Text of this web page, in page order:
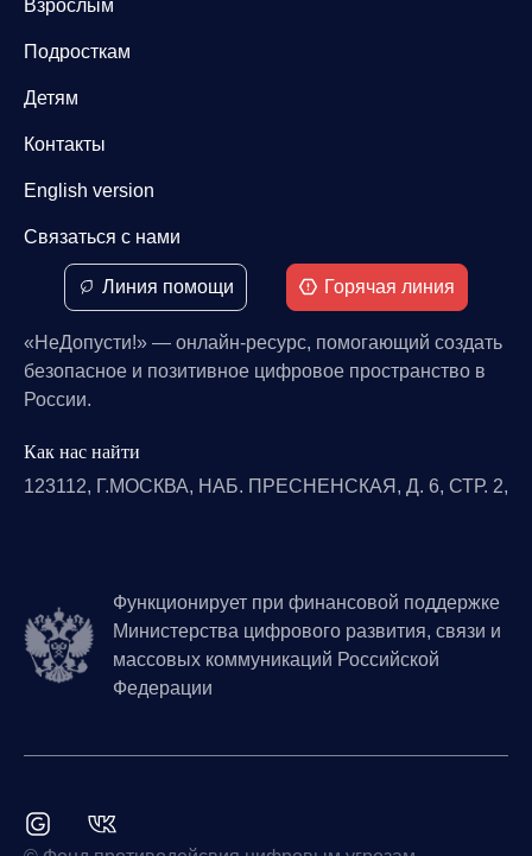
Взрослым
Подросткам
Детям
Контакты
English version
Связаться с нами
Линия помощи Горячая линия
«НеДопусти!» — онлайн-ресурс, помогающий создать
безопасное и позитивное цифровое пространство в
России.
Как нас найти
123112, Г.МОСКВА, НАБ. ПРЕСНЕНСКАЯ, Д. 6, СТР. 2,
Функционирует при финансовой поддержке
Министерства цифрового развития, связи и
массовых коммуникаций Российской
Федерации